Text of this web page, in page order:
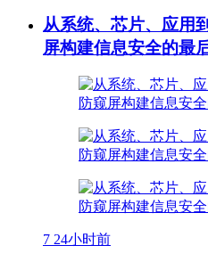
从系统、芯片、应用
屏构建信息安全的最
7 24小时前